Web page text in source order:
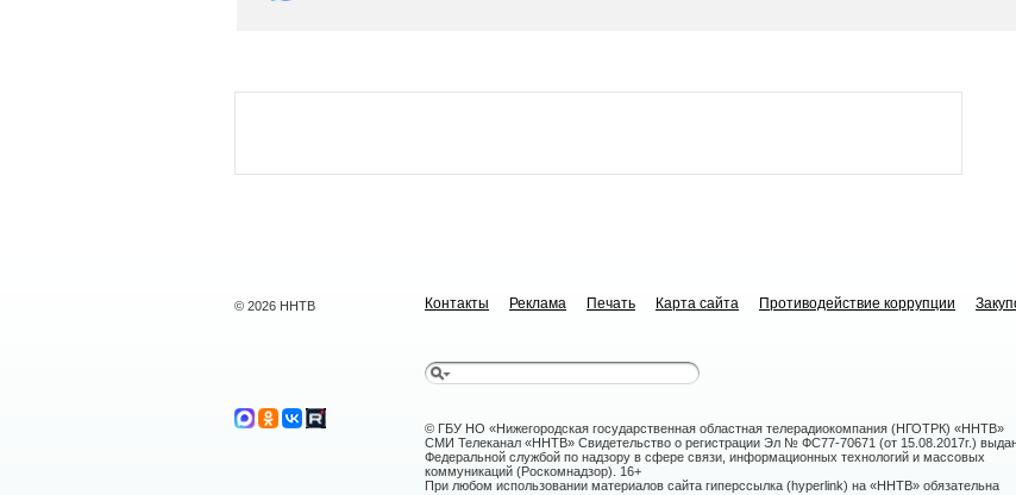
© 2026 ННТВ Контакты Реклама Печать Карта сайта Противодействие коррупции
© ГБУ НО «Нижегородская государственная областная телерадиокомпания (НГОТРК) «ННТВ»
СМИ Телеканал «ННТВ» Свидетельство о регистрации Эл № ФС77-70671 (от 15.08.2017г.)
Федеральной службой по надзору в сфере связи, информационных технологий и массовых
коммуникаций (Роскомнадзор). 16+
При любом использовании материалов сайта гиперссылка (hyperlink) на «ННТВ» обязательна